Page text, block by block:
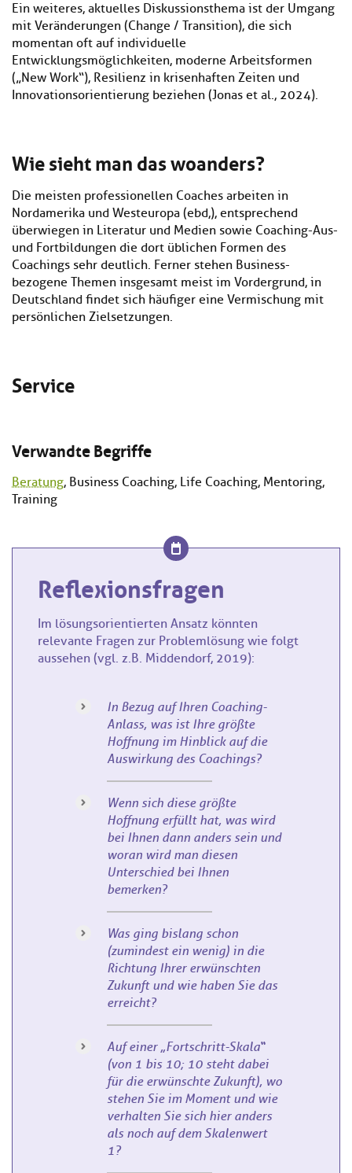
Ein weiteres, aktuelles Diskussionsthema ist der Umgang
mit Veränderungen (Change / Transition), die sich
momentan oft auf individuelle
Entwicklungsmöglichkeiten, moderne Arbeitsformen
(„New Work“), Resilienz in krisenhaften Zeiten und
Innovationsorientierung beziehen (Jonas et al., 2024).
Wie sieht man das woanders?
Die meisten professionellen Coaches arbeiten in
Nordamerika und Westeuropa (ebd,), entsprechend
überwiegen in Literatur und Medien sowie Coaching-Aus-
und Fortbildungen die dort üblichen Formen des
Coachings sehr deutlich. Ferner stehen Business-
bezogene Themen insgesamt meist im Vordergrund, in
Deutschland findet sich häufiger eine Vermischung mit
persönlichen Zielsetzungen.
Service
Verwandte Begriffe
Beratung, Business Coaching, Life Coaching, Mentoring,
Training
Reflexionsfragen
Im lösungsorientierten Ansatz könnten
relevante Fragen zur Problemlösung wie folgt
aussehen (vgl. z.B. Middendorf, 2019):
In Bezug auf Ihren Coaching-
Anlass, was ist Ihre größte
Hoffnung im Hinblick auf die
Auswirkung des Coachings?
Wenn sich diese größte
Hoffnung erfüllt hat, was wird
bei Ihnen dann anders sein und
woran wird man diesen
Unterschied bei Ihnen
bemerken?
Was ging bislang schon
(zumindest ein wenig) in die
Richtung Ihrer erwünschten
Zukunft und wie haben Sie das
erreicht?
Auf einer „Fortschritt-Skala“
(von 1 bis 10; 10 steht dabei
für die erwünschte Zukunft), wo
stehen Sie im Moment und wie
verhalten Sie sich hier anders
als noch auf dem Skalenwert
1?